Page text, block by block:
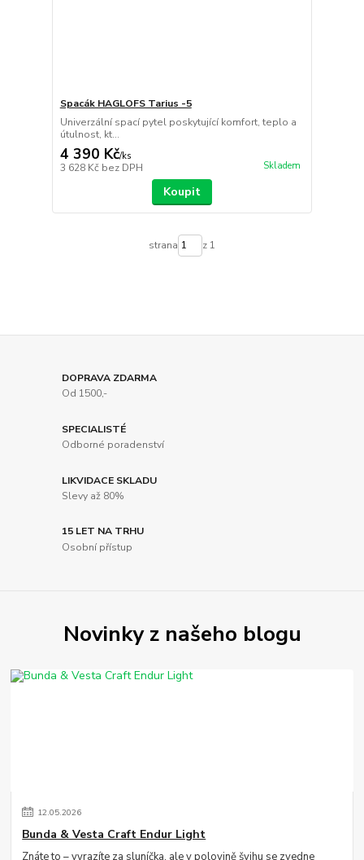
Spacák HAGLOFS Tarius -5
Univerzální spací pytel poskytující komfort, teplo a
útulnost, kt...
4 390 Kč/ks
3 628 Kč bez DPH Skladem
Koupit
strana z 1
DOPRAVA ZDARMA
Od 1500,-
SPECIALISTÉ
Odborné poradenství
LIKVIDACE SKLADU
Slevy až 80%
15 LET NA TRHU
Osobní přístup
Novinky z našeho blogu
12.05.2026
Bunda & Vesta Craft Endur Light
Znáte to – vyrazíte za sluníčka, ale v polovině švihu se zvedne